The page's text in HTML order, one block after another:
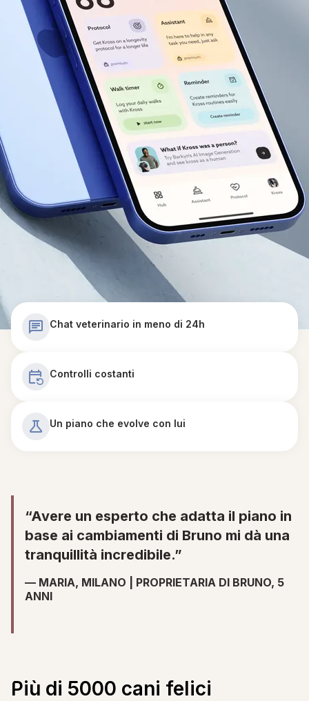
Chat veterinario in meno di 24h
Controlli costanti
Un piano che evolve con lui
“Avere un esperto che adatta il piano in
base ai cambiamenti di Bruno mi dà una
tranquillità incredibile.”
— MARIA, MILANO | PROPRIETARIA DI BRUNO, 5
ANNI
Più di 5000 cani felici